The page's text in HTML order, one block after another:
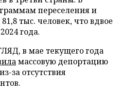
переселения и
тыс. человек, что вдвое
года.
в мае текущего года
массовую депортацию
за отсутствия